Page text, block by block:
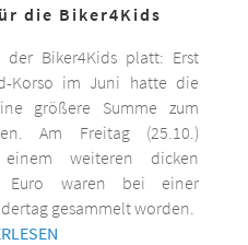
die Biker4Kids
Biker4Kids platt: Erst
Korso im Juni hatte die
größere Summe zum
Am Freitag (25.10.)
weiteren dicken
Euro waren bei einer
gesammelt worden.